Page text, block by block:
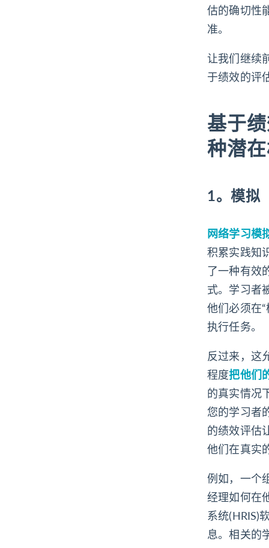
估的确切性
准。
让我们继续
于绩效的评
基于
种潜
1。模拟
网络学习模
积累实践知
了一种有效
式。学习者
他们必须在
执行任务。
反过来，这
程度把他们
的真实情况
您的学习者
的绩效评估
他们在真实
例如，一个
经理如何在
系统(HRIS)
息。相关的